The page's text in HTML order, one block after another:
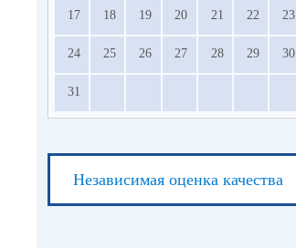
17 18 19 20 21 22 23
24 25 26 27 28 29 30
31
Независимая оценка качества